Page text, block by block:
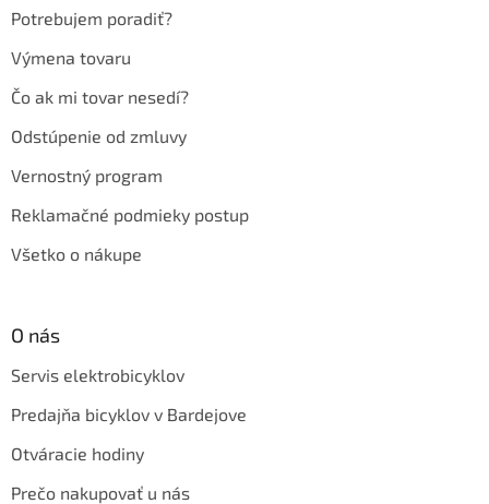
Potrebujem poradiť?
Výmena tovaru
Čo ak mi tovar nesedí?
Odstúpenie od zmluvy
Vernostný program
Reklamačné podmieky postup
Všetko o nákupe
O nás
Servis elektrobicyklov
Predajňa bicyklov v Bardejove
Otváracie hodiny
Prečo nakupovať u nás